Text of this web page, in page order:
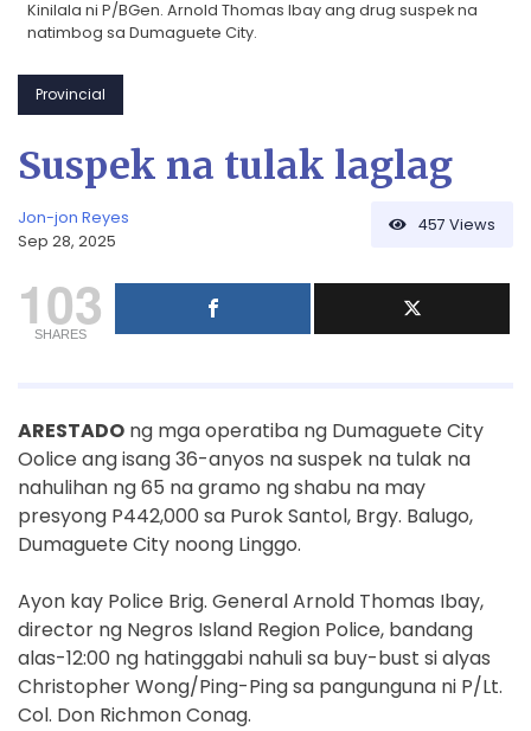
Kinilala ni P/BGen. Arnold Thomas Ibay ang drug suspek na
natimbog sa Dumaguete City.
Provincial
Suspek na tulak laglag
Jon-jon Reyes
Sep 28, 2025
457 Views
103
SHARES
ARESTADO ng mga operatiba ng Dumaguete City
Oolice ang isang 36-anyos na suspek na tulak na
nahulihan ng 65 na gramo ng shabu na may
presyong P442,000 sa Purok Santol, Brgy. Balugo,
Dumaguete City noong Linggo.
Ayon kay Police Brig. General Arnold Thomas Ibay,
director ng Negros Island Region Police, bandang
alas-12:00 ng hatinggabi nahuli sa buy-bust si alyas
Christopher Wong/Ping-Ping sa pangunguna ni P/Lt.
Col. Don Richmon Conag.